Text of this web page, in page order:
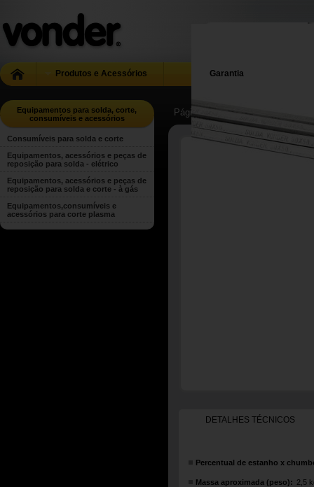
Produtos e Acessórios Garantia
Equipamentos para solda, corte,
consumíveis e acessórios
Consumíveis para solda e corte
Equipamentos, acessórios e peças de
reposição para solda - elétrico
Equipamentos, acessórios e peças de
reposição para solda e corte - à gás
Equipamentos,consumíveis e
acessórios para corte plasma
Página Inicial | ... |
DETALHES TÉCNICOS
Percentual de estanho x
Massa aproximada (peso): 2,5